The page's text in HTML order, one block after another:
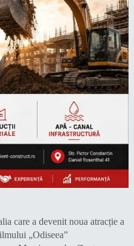
care a devenit noua atracție a
„Odiseea”